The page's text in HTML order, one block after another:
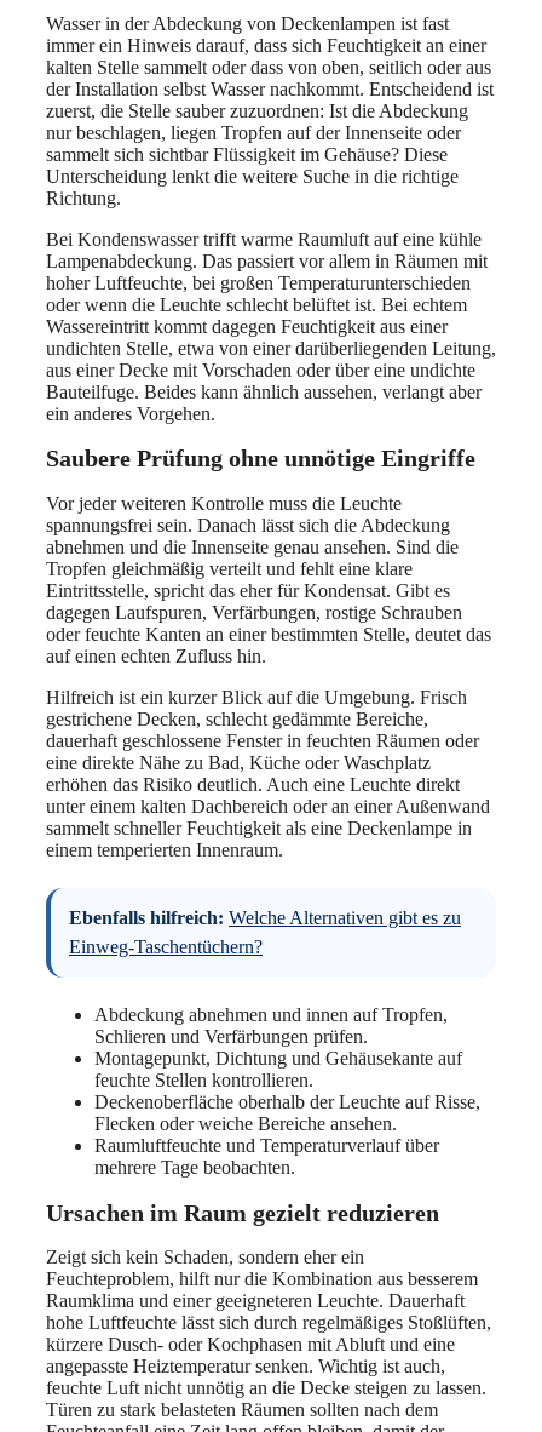
Wasser in der Abdeckung von Deckenlampen ist fast
immer ein Hinweis darauf, dass sich Feuchtigkeit an einer
kalten Stelle sammelt oder dass von oben, seitlich oder aus
der Installation selbst Wasser nachkommt. Entscheidend ist
zuerst, die Stelle sauber zuzuordnen: Ist die Abdeckung
nur beschlagen, liegen Tropfen auf der Innenseite oder
sammelt sich sichtbar Flüssigkeit im Gehäuse? Diese
Unterscheidung lenkt die weitere Suche in die richtige
Richtung.
Bei Kondenswasser trifft warme Raumluft auf eine kühle
Lampenabdeckung. Das passiert vor allem in Räumen mit
hoher Luftfeuchte, bei großen Temperaturunterschieden
oder wenn die Leuchte schlecht belüftet ist. Bei echtem
Wassereintritt kommt dagegen Feuchtigkeit aus einer
undichten Stelle, etwa von einer darüberliegenden Leitung,
aus einer Decke mit Vorschaden oder über eine undichte
Bauteilfuge. Beides kann ähnlich aussehen, verlangt aber
ein anderes Vorgehen.
Saubere Prüfung ohne unnötige Eingriffe
Vor jeder weiteren Kontrolle muss die Leuchte
spannungsfrei sein. Danach lässt sich die Abdeckung
abnehmen und die Innenseite genau ansehen. Sind die
Tropfen gleichmäßig verteilt und fehlt eine klare
Eintrittsstelle, spricht das eher für Kondensat. Gibt es
dagegen Laufspuren, Verfärbungen, rostige Schrauben
oder feuchte Kanten an einer bestimmten Stelle, deutet das
auf einen echten Zufluss hin.
Hilfreich ist ein kurzer Blick auf die Umgebung. Frisch
gestrichene Decken, schlecht gedämmte Bereiche,
dauerhaft geschlossene Fenster in feuchten Räumen oder
eine direkte Nähe zu Bad, Küche oder Waschplatz
erhöhen das Risiko deutlich. Auch eine Leuchte direkt
unter einem kalten Dachbereich oder an einer Außenwand
sammelt schneller Feuchtigkeit als eine Deckenlampe in
einem temperierten Innenraum.
Ebenfalls hilfreich: Welche Alternativen gibt es zu
Einweg-Taschentüchern?
Abdeckung abnehmen und innen auf Tropfen,
Schlieren und Verfärbungen prüfen.
Montagepunkt, Dichtung und Gehäusekante auf
feuchte Stellen kontrollieren.
Deckenoberfläche oberhalb der Leuchte auf Risse,
Flecken oder weiche Bereiche ansehen.
Raumluftfeuchte und Temperaturverlauf über
mehrere Tage beobachten.
Ursachen im Raum gezielt reduzieren
Zeigt sich kein Schaden, sondern eher ein
Feuchteproblem, hilft nur die Kombination aus besserem
Raumklima und einer geeigneteren Leuchte. Dauerhaft
hohe Luftfeuchte lässt sich durch regelmäßiges Stoßlüften,
kürzere Dusch- oder Kochphasen mit Abluft und eine
angepasste Heiztemperatur senken. Wichtig ist auch,
feuchte Luft nicht unnötig an die Decke steigen zu lassen.
Türen zu stark belasteten Räumen sollten nach dem